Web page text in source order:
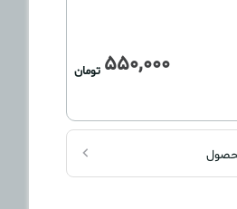
550,000 تومان